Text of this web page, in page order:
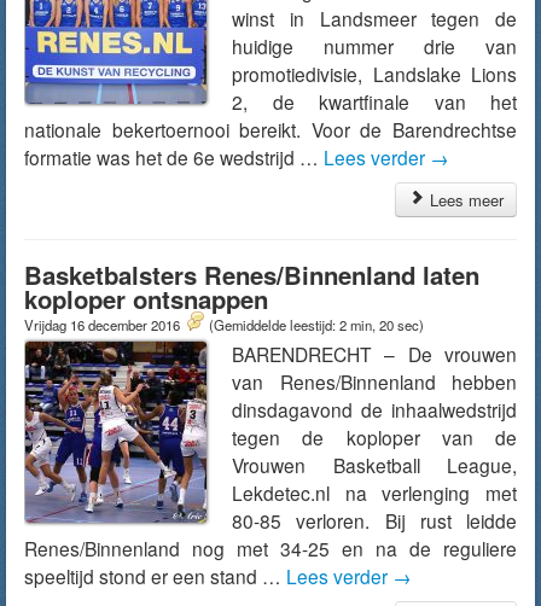
winst in Landsmeer tegen de
huidige nummer drie van
promotiedivisie, Landslake Lions
2, de kwartfinale van het
nationale bekertoernooi bereikt. Voor de Barendrechtse
formatie was het de 6e wedstrijd … Lees verder →
Lees meer
Basketbalsters Renes/Binnenland laten
koploper ontsnappen
Vrijdag 16 december 2016 (Gemiddelde leestijd: 2 min, 20 sec)
BARENDRECHT – De vrouwen
van Renes/Binnenland hebben
dinsdagavond de inhaalwedstrijd
tegen de koploper van de
Vrouwen Basketball League,
Lekdetec.nl na verlenging met
80-85 verloren. Bij rust leidde
Renes/Binnenland nog met 34-25 en na de reguliere
speeltijd stond er een stand … Lees verder →